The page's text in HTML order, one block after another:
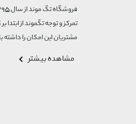
تمرکز و توجه تگموند از ابتدا
مشتریان این امکان را داشته
مشاهده بیشتر